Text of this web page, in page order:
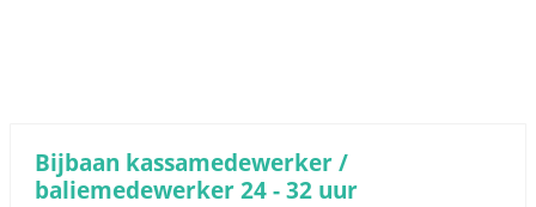
Bijbaan kassamedewerker /
baliemedewerker 24 - 32 uur